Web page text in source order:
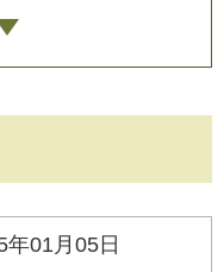
年01月05日